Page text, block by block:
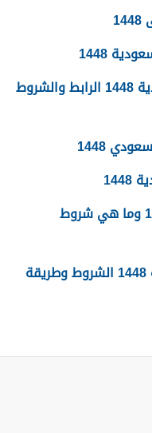
1448
استخراج رخص حفر الابار في السعودية 1448 الرابط والشروط
1448
اسماء القبائل النازحة في جازان 1448 وما هي شروط
وظيفة كاتب ضبط في النيابة العامة 1448 الشروط وطريقة